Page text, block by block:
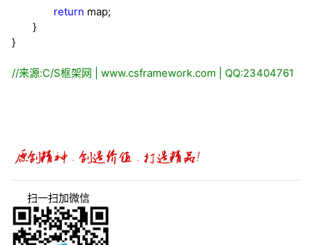
return map;
}
}
//来源:C/S框架网 | www.csframework.com | QQ:23404761
扫一扫加微信